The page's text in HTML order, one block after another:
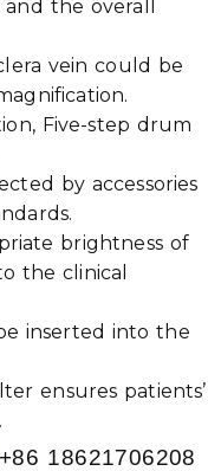
the overall
vein could be
Five-step drum
by accessories
brightness of
the clinical
inserted into the
ensures patients’
+86 18621706208